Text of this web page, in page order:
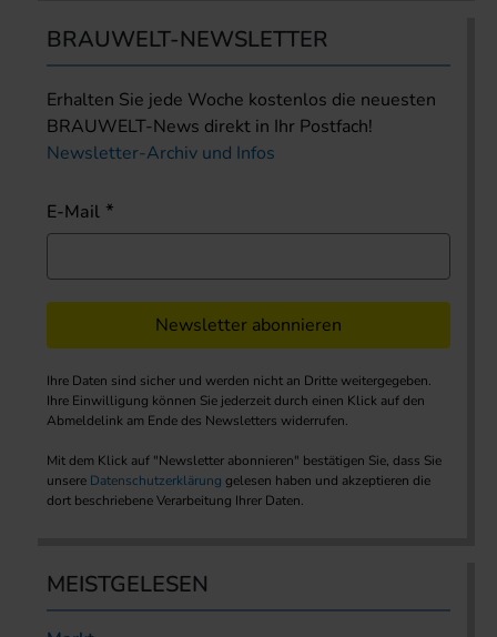
BRAUWELT-NEWSLETTER
Erhalten Sie jede Woche kostenlos die neuesten
BRAUWELT-News direkt in Ihr Postfach!
Newsletter-Archiv und Infos
E-Mail
Newsletter abonnieren
Ihre Daten sind sicher und werden nicht an Dritte weitergegeben.
Ihre Einwilligung können Sie jederzeit durch einen Klick auf den
Abmeldelink am Ende des Newsletters widerrufen.
Mit dem Klick auf "Newsletter abonnieren" bestätigen Sie, dass Sie
unsere Datenschutzerklärung gelesen haben und akzeptieren die
dort beschriebene Verarbeitung Ihrer Daten.
MEISTGELESEN